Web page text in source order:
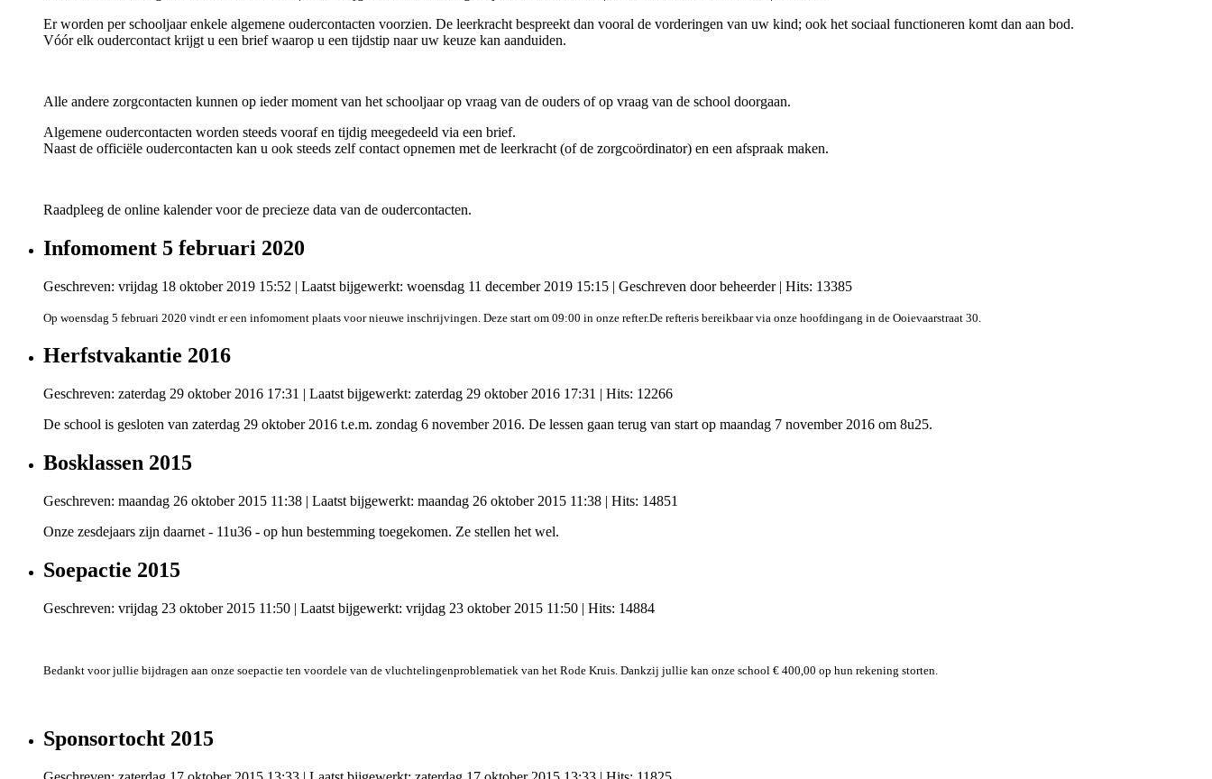
Er worden per schooljaar enkele algemene oudercontacten voorzien. De leerkracht bespreekt dan vooral de vorderingen van uw kind; ook het sociaal functioneren komt dan aan bod.
Vóór elk oudercontact krijgt u een brief waarop u een tijdstip naar uw keuze kan aanduiden.
Alle andere zorgcontacten kunnen op ieder moment van het schooljaar op vraag van de ouders of op vraag van de school doorgaan.
Algemene oudercontacten worden steeds vooraf en tijdig meegedeeld via een brief.
Naast de officiële oudercontacten kan u ook steeds zelf contact opnemen met de leerkracht (of de zorgcoördinator) en een afspraak maken.
Raadpleeg de online kalender voor de precieze data van de oudercontacten.
Infomoment 5 februari 2020
Geschreven: vrijdag 18 oktober 2019 15:52 | Laatst bijgewerkt: woensdag 11 december 2019 15:15 | Geschreven door beheerder| Hits: 13385
Op woensdag 5 februari 2020 vindt er een infomoment plaats voor nieuwe inschrijvingen. Deze start om 09:00 in onze refter.De refteris bereikbaar via onze hoofdingang in de Ooievaarstraat 30.
Herfstvakantie 2016
Geschreven: zaterdag 29 oktober 2016 17:31 | Laatst bijgewerkt: zaterdag 29 oktober 2016 17:31 | Hits: 12266
De school is gesloten van zaterdag 29 oktober 2016 t.e.m. zondag 6 november 2016. De lessen gaan terug van start op maandag 7 november 2016 om 8u25.
Bosklassen 2015
Geschreven: maandag 26 oktober 2015 11:38 | Laatst bijgewerkt: maandag 26 oktober 2015 11:38 | Hits: 14851
Onze zesdejaars zijn daarnet - 11u36 - op hun bestemming toegekomen. Ze stellen het wel.
Soepactie 2015
Geschreven: vrijdag 23 oktober 2015 11:50 | Laatst bijgewerkt: vrijdag 23 oktober 2015 11:50 | Hits: 14884
Bedankt voor jullie bijdragen aan onze soepactie ten voordele van de vluchtelingenproblematiek van het Rode Kruis. Dankzij jullie kan onze school € 400,00 op hun rekening storten.
Sponsortocht 2015